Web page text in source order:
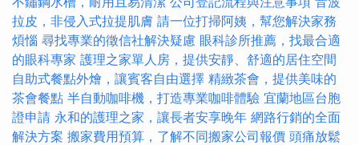
拉皮，非侵入式拉提肌膚 請一位打掃阿姨，幫您解決家務
煩惱 尋找專業的徵信社解決疑慮 眼科診所推薦，找最合適
的眼科專家 護理之家單人房，提供安靜、舒適的居住空間
自助式餐點外燴，讓賓客自由選擇 精緻茶會，提供美味的
茶會餐點 半自動咖啡機，打造專業咖啡體驗 宜蘭地區台胞
證申請 永和的護理之家，讓長者安享晚年 網路行銷的全面
解決方案 搬家費用預算，了解不同搬家公司報價 頭痛放鬆